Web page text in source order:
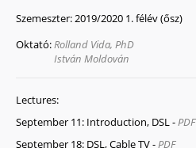
Szemeszter:2019/2020 1. félév (ősz)
Oktató:Rolland Vida, PhD
István Moldován
Lectures:
September 11: Introduction, DSL -PDF
September 18: DSL, Cable TV -PDF